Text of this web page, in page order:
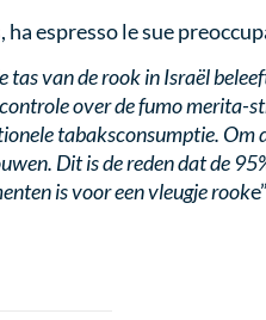
, ha espresso le sue
van de rook in Israël
over de fumo merita-
tabaksconsumptie. Om
Dit is de reden dat de
is voor een vleugje rook